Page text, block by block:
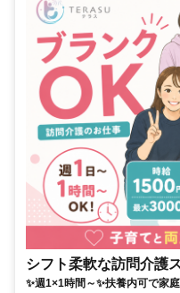
シフト柔軟な訪問介護
✨週1×1時間～✨扶養内可で家